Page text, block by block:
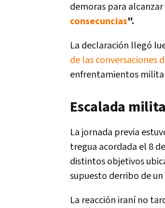
demoras para
consecuncias".
La declaración llegó
de las conversaciones
enfrentamientos
Escalada
La jornada previa
tregua acordada el 8
distintos objetivos
supuesto derribo de
La reacción iraní no